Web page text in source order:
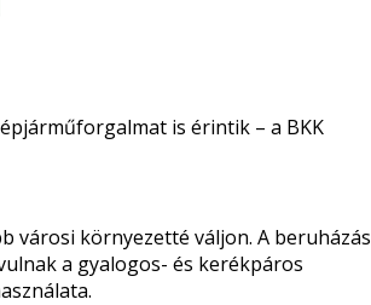
is érintik – a BKK
városi környezetté váljon. A beruházás
a gyalogos- és kerékpáros